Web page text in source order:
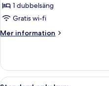
dubbelrum
1 dubbelsäng
Gratis wi-fi
Mer information
Mer
dubbelrum
Öppna